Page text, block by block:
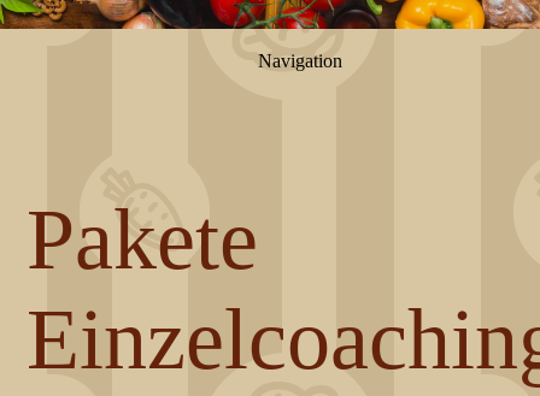
Navigation
Pakete